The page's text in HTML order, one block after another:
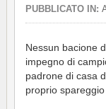
PUBBLICATO IN:
Nessun bacione
impegno di
padrone di casa
proprio